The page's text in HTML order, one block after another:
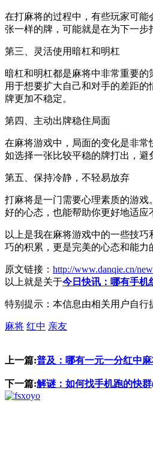
在打麻将的过程中，有些玩家可
张一样的牌，可能就是在为下一步
第三、灵活使用暗杠和明杠
暗杠和明杠都是麻将中非常重要
用于想要扩大自己和对手的差距
牌更加不稳定。
第四、主动出牌稳住局面
在麻将游戏中，局面的变化是非
如选择一张比较平稳的牌打出，避
第五、保持冷静，不轻易放弃
打麻将是一门需要心理素质的游
好的心态，也能帮助你更好地适应
以上是我在麻将游戏中的一些技
巧的积累，更是完美的心态和能力
原文链接： http://www.danqie.cn/
以上就是关于今日快讯：哪有手机
特别提示：本信息由相关用户自行
麻将 红中 亲友
上一篇:普及：哪有一元一分红中
下一篇:解谜：如何找手机跑的快